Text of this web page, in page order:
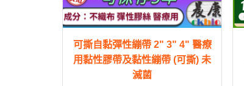
可撕自黏彈性繃帶 2" 3" 4" 醫療
用黏性膠帶及黏性繃帶 (可撕) 未
滅菌